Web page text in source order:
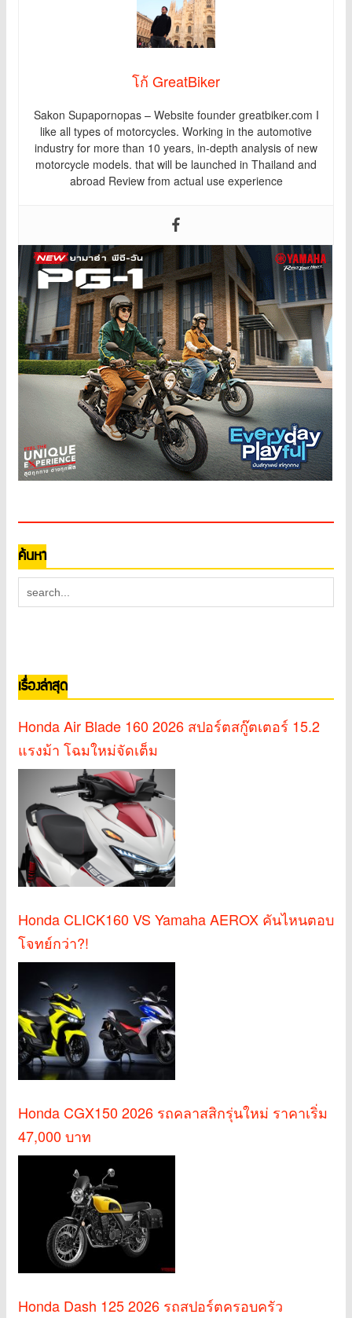
โก้ GreatBiker
Sakon Supapornopas – Website founder greatbiker.com I
like all types of motorcycles. Working in the automotive
industry for more than 10 years, in-depth analysis of new
motorcycle models. that will be launched in Thailand and
abroad Review from actual use experience
ค้นหา
เรื่องล่าสุด
Honda Air Blade 160 2026 สปอร์ตสกู๊ตเตอร์ 15.2
แรงม้า โฉมใหม่จัดเต็ม
Honda CLICK160 VS Yamaha AEROX คันไหนตอบ
โจทย์กว่า?!
Honda CGX150 2026 รถคลาสสิกรุ่นใหม่ ราคาเริ่ม
47,000 บาท
Honda Dash 125 2026 รถสปอร์ตครอบครัว